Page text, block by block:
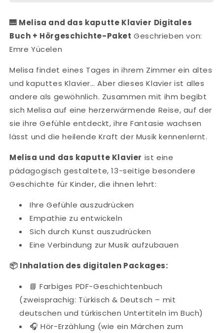
🎹 Melisa and das kaputte Klavier Digitales
Buch + Hörgeschichte-Paket Geschrieben von:
Emre Yücelen
Melisa findet eines Tages in ihrem Zimmer ein altes
und kaputtes Klavier… Aber dieses Klavier ist alles
andere als gewöhnlich. Zusammen mit ihm begibt
sich Melisa auf eine herzerwärmende Reise, auf der
sie ihre Gefühle entdeckt, ihre Fantasie wachsen
lässt und die heilende Kraft der Musik kennenlernt.
Melisa und das kaputte Klavier ist eine
pädagogisch gestaltete, 13-seitige besondere
Geschichte für Kinder, die ihnen lehrt:
Ihre Gefühle auszudrücken
Empathie zu entwickeln
Sich durch Kunst auszudrücken
Eine Verbindung zur Musik aufzubauen
📦 Inhalation des digitalen Packages:
📘 Farbiges PDF-Geschichtenbuch
(zweisprachig: Türkisch & Deutsch – mit
deutschen und türkischen Untertiteln im Buch)
🎧 Hör-Erzählung (wie ein Märchen zum